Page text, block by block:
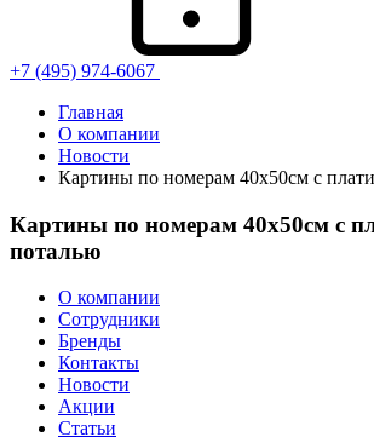
+7 (495) 974-6067
Главная
О компании
Новости
Картины по номерам 40х50см с
Картины по номерам 40х50см с
поталью
О компании
Сотрудники
Бренды
Контакты
Новости
Акции
Статьи